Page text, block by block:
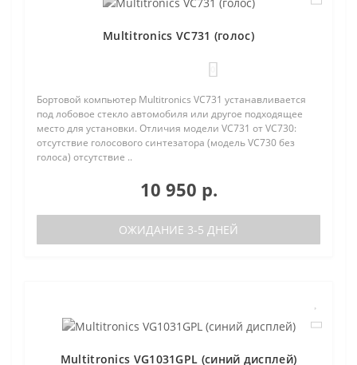
Multitronics VC731 (голос)
Бортовой компьютер Multitronics VC731 устанавливается
под лобовое стекло автомобиля или другое подходящее
место для установки. Отличия модели VC731 от VC730:
отсутствие голосового синтезатора (модель VC730 без
голоса) отсутствие ..
10 950 р.
ОЖИДАНИЕ 3-5 ДНЕЙ
Multitronics VG1031GPL (синий дисплей)